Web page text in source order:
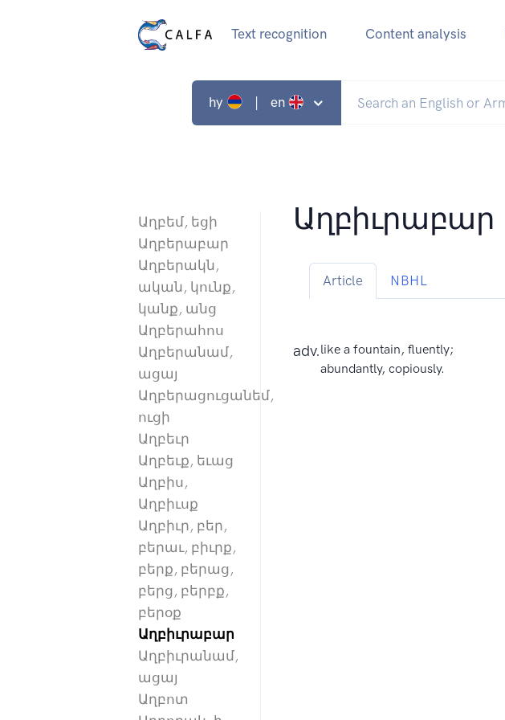
Text recognition Content analysis
hy | en
Աղբեմ, եցի
Աղբերաբար
Աղբերակն,
ական, կունք,
կանք, անց
Աղբերահոս
Աղբերանամ,
ացայ
Աղբերացուցանեմ,
ուցի
Աղբեւր
Աղբեւք, եւաց
Աղբիս,
Աղբիւսք
Աղբիւր, բեր,
բերաւ, բիւրք,
բերք, բերաց,
բերց, բերբք,
բերօք
Աղբիւրաբար
Աղբիւրանամ,
ացայ
Աղբոտ
Աղբիւրաբար
Article NBHL
adv.like a fountain, fluently;
abundantly, copiously.